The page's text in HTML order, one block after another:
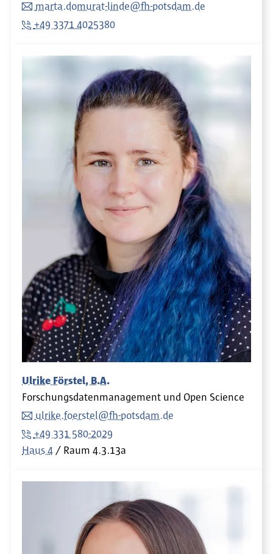
marta.domurat-linde@fh-potsdam.de
+49 3371 4025380
Ulrike Förstel, B.A.
Forschungsdatenmanagement und Open Science
ulrike.foerstel@fh-potsdam.de
+49 331 580-2029
Haus 4
Raum 4.3.13a